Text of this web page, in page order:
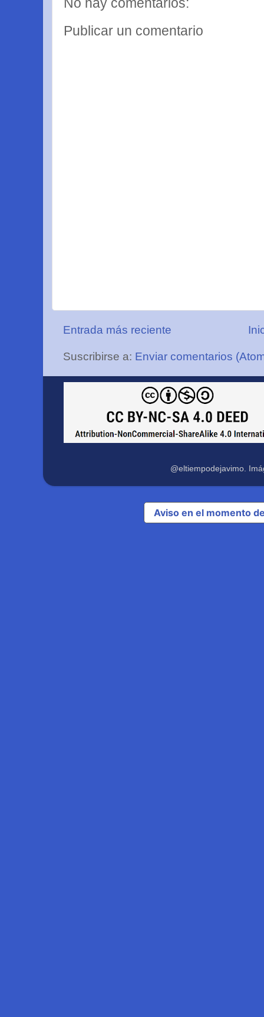
Publicar un comentario
Entrada más reciente
Suscribirse a: Enviar comentarios
@eltiempodejavimo.
Aviso en el momento